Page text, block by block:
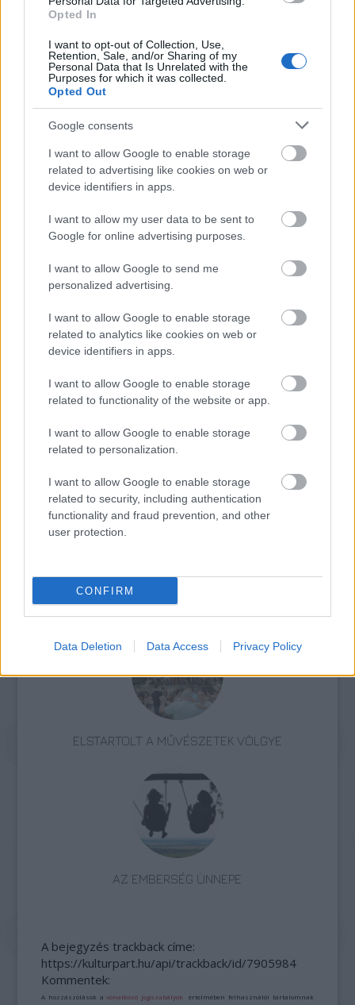
Opted In
I want to opt-out of Collection, Use,
Retention, Sale, and/or Sharing of my
Personal Data that Is Unrelated with the
Purposes for which it was collected.
Opted Out
Google consents
I want to allow Google to enable storage
related to advertising like cookies on web or
device identifiers in apps.
I want to allow my user data to be sent to
Google for online advertising purposes.
I want to allow Google to send me
personalized advertising.
I want to allow Google to enable storage
related to analytics like cookies on web or
device identifiers in apps.
I want to allow Google to enable storage
related to functionality of the website or app.
I want to allow Google to enable storage
related to personalization.
I want to allow Google to enable storage
related to security, including authentication
functionality and fraud prevention, and other
user protection.
CONFIRM
Data Deletion Data Access Privacy Policy
„nuvellvág-család” legnépszerűbb tagja,
színpadi kisugárzása mindenütt a
koncertszínpadok sztárjává avatta. Igazából
csak idő kérdése volt, hogy a zenekar annyi
énekesnőjéhez hasonlóan ő is szólóénekesi
pályára lépjen. Az évek során Nadeah megírt
egy nagylemeznyi dalt – kedves blődliket,
szépséges balladákat, füstös blues-okat –,
amiket aztán Nicola Tescari karmester és
producer segítségével öntött formába. Egy
éve jelent meg első lemeze, a már említett,
nagyon személyesVenus Gets Even , aminek
anyagát három hónapja Budapesten is
bemutatta zenekarával – óriási sikerrel. Csak
idő kérdése volt, hogy Nadeah visszatérjen
pillanat: az A38 koncerttermében ismét
Nadeah Miranda!
Zene Franciaország A38
ŐSHONOSOK A HAZÁBAN
ELSTARTOLT A MŰVÉSZETEK VÖLGYE
AZ EMBERSÉG ÜNNEPE
A bejegyzés trackback címe:
https://kulturpart.hu/api/trackback/id/7905984
Kommentek:
A hozzászólások avonatkozó jogszabályok értelmében felhasználói tartalomnak